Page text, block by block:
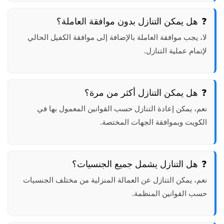
هل يمكن التنازل بدون موافقة العاملة؟
لا، يجب موافقة العاملة بالإضافة إلى موافقة الكفيل الحالي
لإتمام عملية التنازل.
هل يمكن التنازل أكثر من مرة؟
نعم، يمكن إعادة التنازل حسب القوانين المعمول بها في
الكويت وبموافقة الجهات المختصة.
هل التنازل يشمل جميع الجنسيات؟
نعم، يمكن التنازل عن العمالة المنزلية من مختلف الجنسيات
حسب القوانين المنظمة.